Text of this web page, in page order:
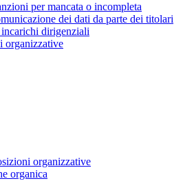
per mancata o incompleta
dei dati da parte dei titolari
dirigenziali
organizzative
organizzative
organica